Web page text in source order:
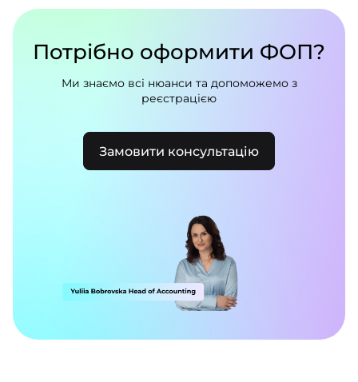
Потрібно оформити ФОП?
Ми знаємо всі нюанси та допоможемо з
реєстрацією
Замовити консультацію